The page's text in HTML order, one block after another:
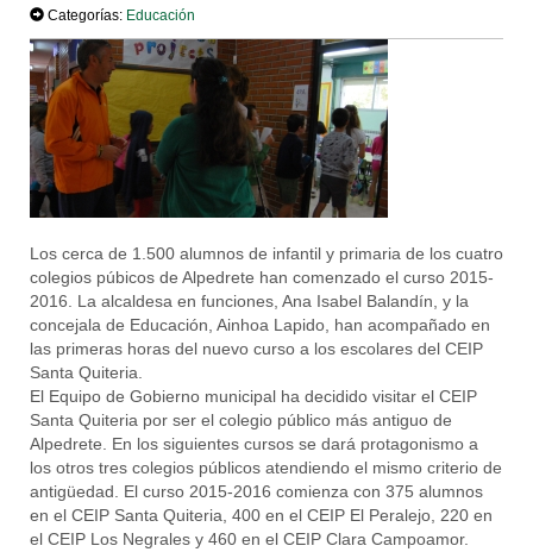
Categorías: Educación
Los cerca de 1.500 alumnos de infantil y primaria de los cuatro
colegios púbicos de Alpedrete han comenzado el curso 2015-
2016. La alcaldesa en funciones, Ana Isabel Balandín, y la
concejala de Educación, Ainhoa Lapido, han acompañado en
las primeras horas del nuevo curso a los escolares del CEIP
Santa Quiteria.
El Equipo de Gobierno municipal ha decidido visitar el CEIP
Santa Quiteria por ser el colegio público más antiguo de
Alpedrete. En los siguientes cursos se dará protagonismo a
los otros tres colegios públicos atendiendo el mismo criterio de
antigüedad. El curso 2015-2016 comienza con 375 alumnos
en el CEIP Santa Quiteria, 400 en el CEIP El Peralejo, 220 en
el CEIP Los Negrales y 460 en el CEIP Clara Campoamor.